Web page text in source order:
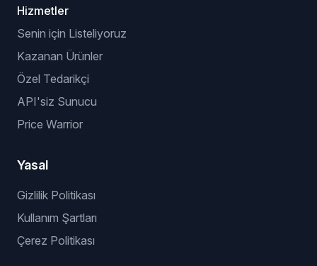
Hizmetler
Senin için Listeliyoruz
Kazanan Ürünler
Özel Tedarikçi
API'siz Sunucu
Price Warrior
Yasal
Gizlilik Politikası
Kullanım Şartları
Çerez Politikası